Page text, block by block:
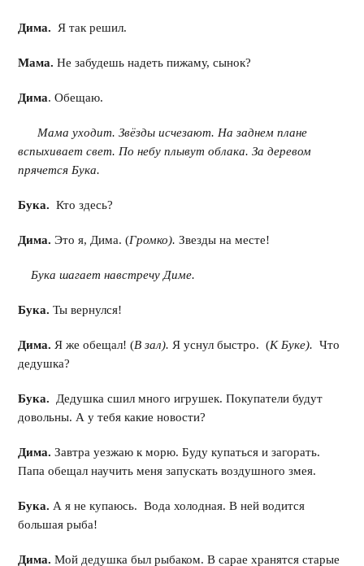
Дима. Я так решил.
Мама. Не забудешь надеть пижаму, сынок?
Дима. Обещаю.
Мама уходит. Звёзды исчезают. На заднем плане
вспыхивает свет. По небу плывут облака. За деревом
прячется Бука.
Бука. Кто здесь?
Дима. Это я, Дима. (Громко). Звезды на месте!
Бука шагает навстречу Диме.
Бука. Ты вернулся!
Дима. Я же обещал! (В зал). Я уснул быстро. (К Буке). Что
дедушка?
Бука. Дедушка сшил много игрушек. Покупатели будут
довольны. А у тебя какие новости?
Дима. Завтра уезжаю к морю. Буду купаться и загорать.
Папа обещал научить меня запускать воздушного змея.
Бука. А я не купаюсь. Вода холодная. В ней водится
большая рыба!
Дима. Мой дедушка был рыбаком. В сарае хранятся старые